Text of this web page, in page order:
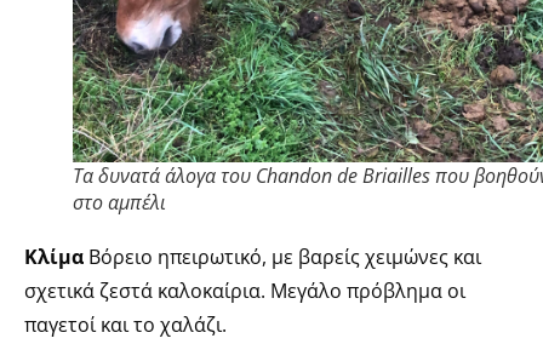
Τα δυνατά άλογα του Chandon de Briailles που
στο αμπέλι
Κλίμα Βόρειο ηπειρωτικό, με βαρείς χειμώνες και
σχετικά ζεστά καλοκαίρια. Μεγάλο πρόβλημα οι
παγετοί και το χαλάζι.